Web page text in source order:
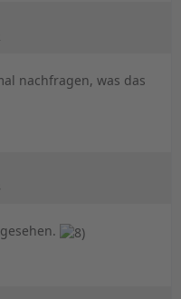
nachfragen, was das